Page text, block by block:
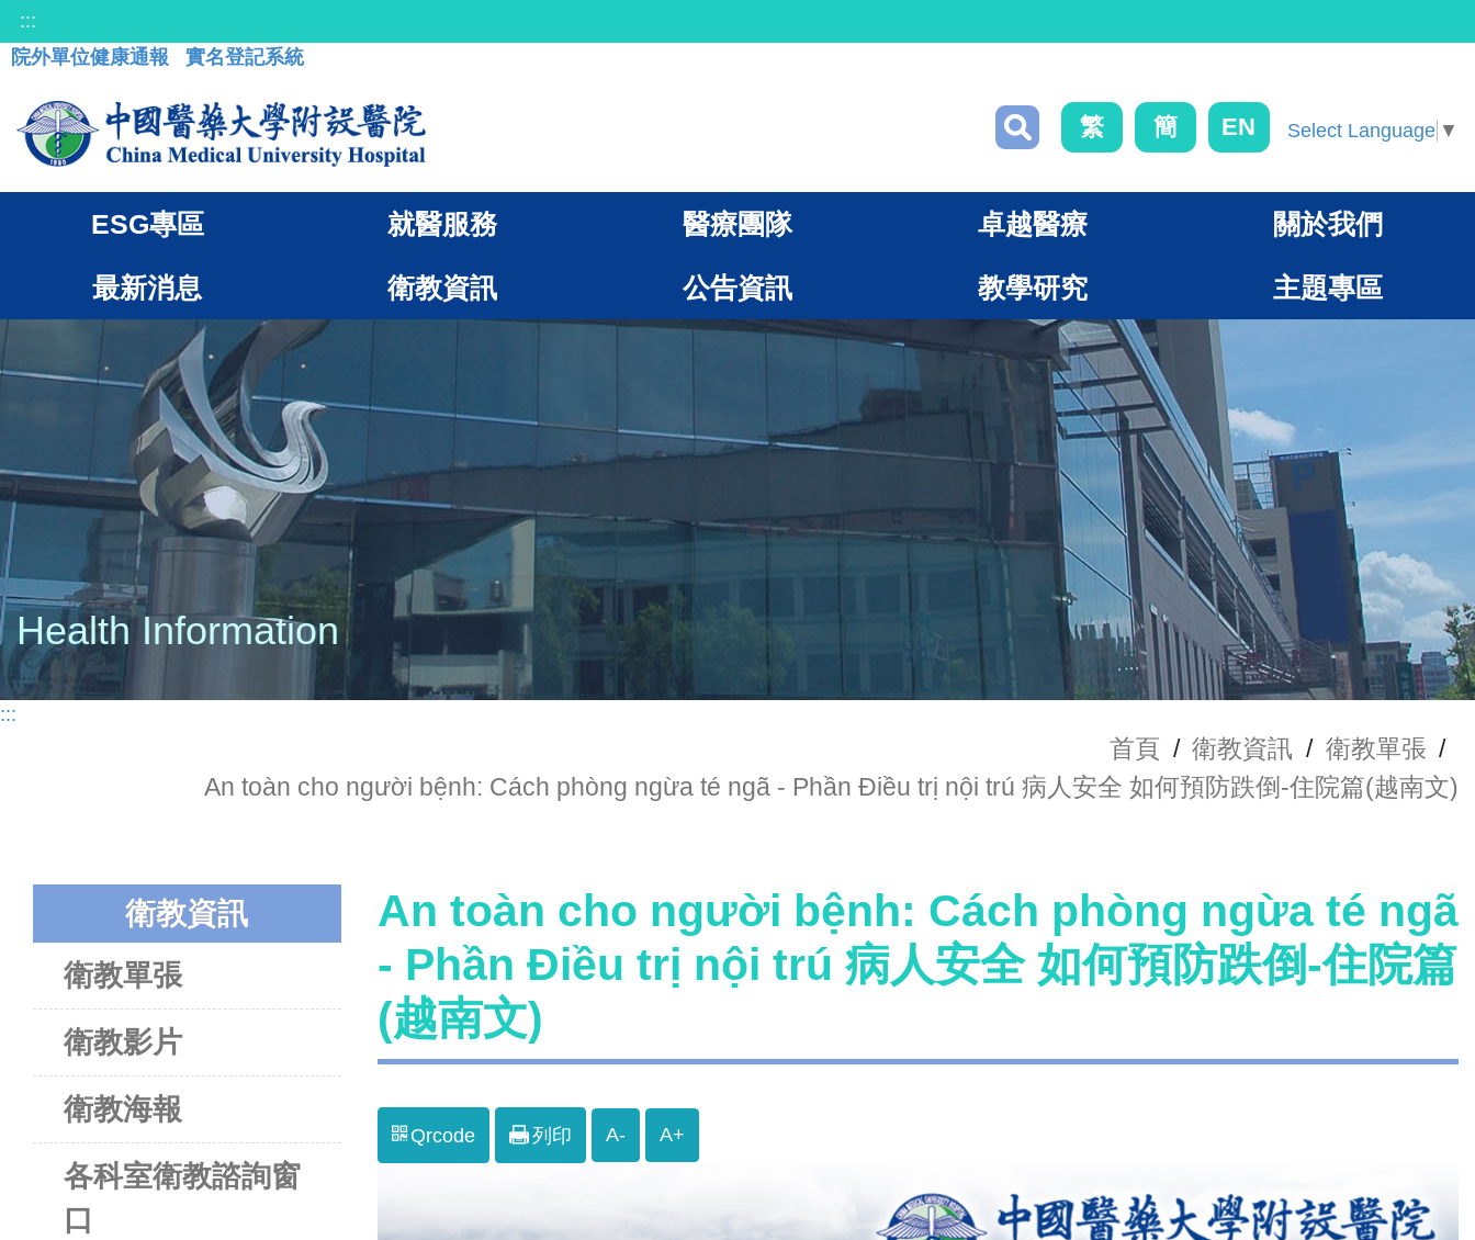
:::
院外單位健康通報
實名登記系統
繁 簡 EN Select Language ▼
ESG專區 就醫服務 醫療團隊 卓越醫療 關於我們
最新消息 衛教資訊 公告資訊 教學研究 主題專區
Health Information
:::
首頁 / 衛教資訊 / 衛教單張 /
An toàn cho người bệnh: Cách phòng ngừa té ngã - Phần Điều trị nội trú 病人安全 如何預防跌倒-住院篇(越南文)
衛教資訊
衛教單張
衛教影片
衛教海報
各科室衛教諮詢窗
口
An toàn cho người bệnh: Cách phòng ngừa té ngã
- Phần Điều trị nội trú 病人安全 如何預防跌倒-住院篇
(越南文)
Qrcode 列印 A- A+